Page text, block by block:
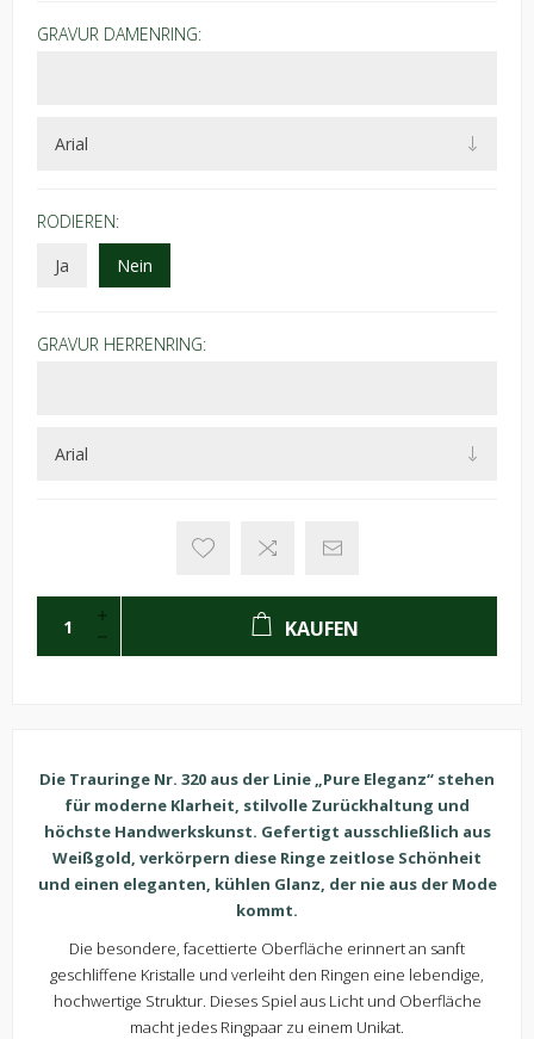
GRAVUR DAMENRING:
RODIEREN:
Ja
Nein
GRAVUR HERRENRING:
KAUFEN
Die Trauringe Nr. 320 aus der Linie „Pure Eleganz“ stehen
für moderne Klarheit, stilvolle Zurückhaltung und
höchste Handwerkskunst. Gefertigt ausschließlich aus
Weißgold, verkörpern diese Ringe zeitlose Schönheit
und einen eleganten, kühlen Glanz, der nie aus der Mode
kommt.
Die besondere, facettierte Oberfläche erinnert an sanft
geschliffene Kristalle und verleiht den Ringen eine lebendige,
hochwertige Struktur. Dieses Spiel aus Licht und Oberfläche
macht jedes Ringpaar zu einem Unikat.